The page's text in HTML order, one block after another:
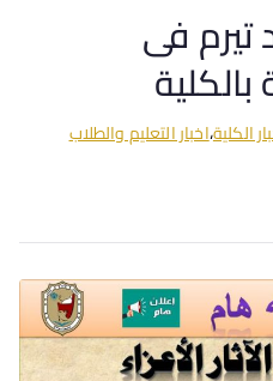
تيرم فى
الكلية،اخبار التعليم والطلاب